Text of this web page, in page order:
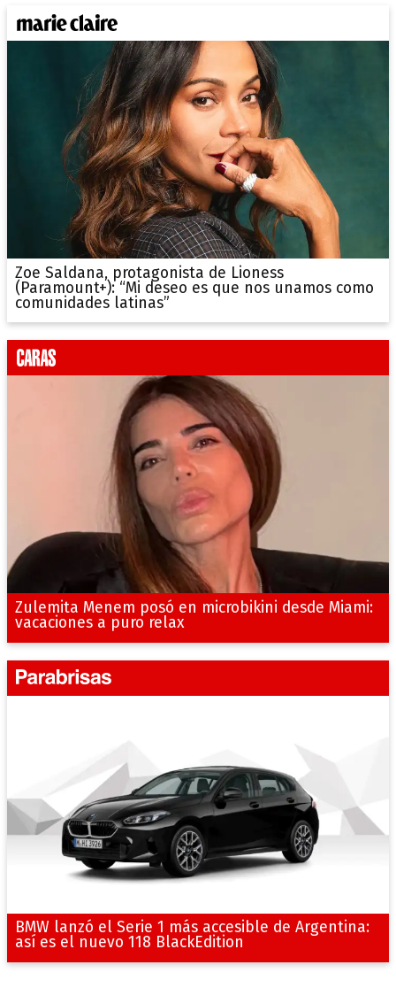
Zoe Saldana, protagonista de Lioness
(Paramount+): “Mi deseo es que nos unamos como
comunidades latinas”
Zulemita Menem posó en microbikini desde Miami:
vacaciones a puro relax
BMW lanzó el Serie 1 más accesible de Argentina:
así es el nuevo 118 BlackEdition